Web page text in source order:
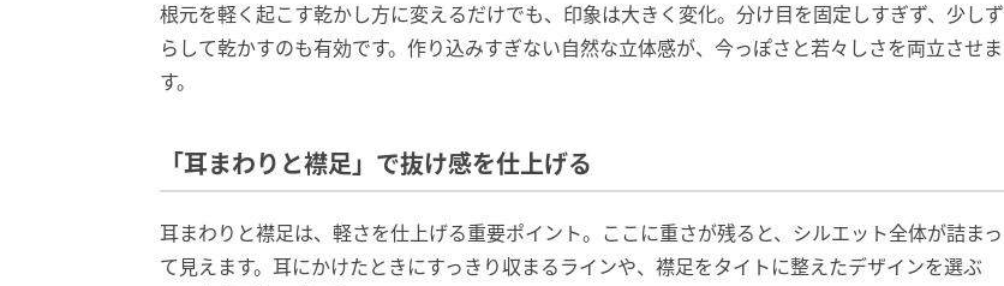
根元を軽く起こす乾かし方に変えるだけでも、印象は大きく変化。分け目を固定しすぎず、少しず
らして乾かすのも有効です。作り込みすぎない自然な立体感が、今っぽさと若々しさを両立させま
す。
「耳まわりと襟足」で抜け感を仕上げる
耳まわりと襟足は、軽さを仕上げる重要ポイント。ここに重さが残ると、シルエット全体が詰まっ
て見えます。耳にかけたときにすっきり収まるラインや、襟足をタイトに整えたデザインを選ぶ